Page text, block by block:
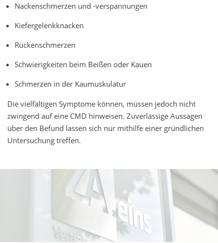
Nackenschmerzen und -verspannungen
Kiefergelenkknacken
Rückenschmerzen
Schwierigkeiten beim Beißen oder Kauen
Schmerzen in der Kaumuskulatur
Die vielfältigen Symptome können, müssen jedoch nicht
zwingend auf eine CMD hinweisen. Zuverlässige Aussagen
über den Befund lassen sich nur mithilfe einer gründlichen
Untersuchung treffen.